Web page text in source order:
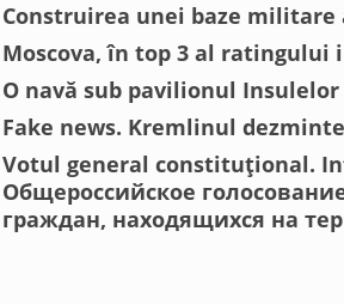
Construirea unei baze militare
Moscova, în top 3 al
O navă sub pavilionul
Fake news. Kremlinul
Votul general constituțional.
Общероссийское
граждан, находящихся на